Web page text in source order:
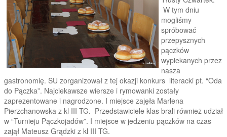
W tym dniu
mogliśmy
spróbować
przepysznych
pączków
wypiekanych przez
nasza
gastronomię. SU zorganizował z tej okazji konkurs literacki pt. “Oda
do Pączka”. Najciekawsze wiersze i rymowanki zostały
zaprezentowane i nagrodzone. I miejsce zajęła Marlena
Pierzchanowska z kl III TG. Przedstawiciele klas brali również udział
w “Turnieju Pączkojadów”. I miejsce w jedzeniu pączków na czas
zajął Mateusz Grądzki z kl III TG.